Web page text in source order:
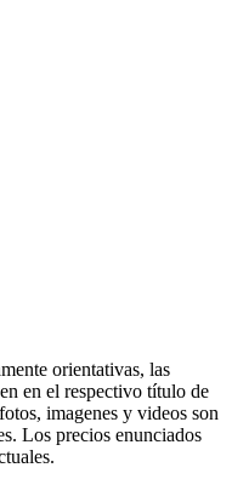
orientativas, las
en el respectivo título de
imagenes y videos son
Los precios enunciados